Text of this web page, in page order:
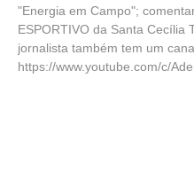
"Energia em Campo";
ESPORTIVO da Santa Cecília
jornalista também tem um
https://www.youtube.com/c/